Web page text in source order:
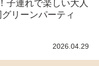
子連れで楽しい大人
リーンパーティ
2026.04.29